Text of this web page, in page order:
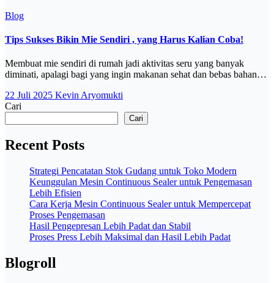
Blog
Tips Sukses Bikin Mie Sendiri , yang Harus Kalian Coba!
Membuat mie sendiri di rumah jadi aktivitas seru yang banyak
diminati, apalagi bagi yang ingin makanan sehat dan bebas bahan…
22 Juli 2025 Kevin Aryomukti
Cari
Cari
Recent Posts
Strategi Pencatatan Stok Gudang untuk Toko Modern
Keunggulan Mesin Continuous Sealer untuk Pengemasan
Lebih Efisien
Cara Kerja Mesin Continuous Sealer untuk Mempercepat
Proses Pengemasan
Hasil Pengepresan Lebih Padat dan Stabil
Proses Press Lebih Maksimal dan Hasil Lebih Padat
Blogroll